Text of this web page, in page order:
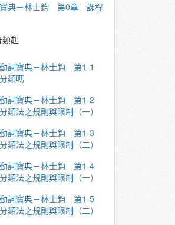
寶典－林士鈞 第0章 課程
類起
詞寶典－林士鈞 第1-1
類嗎
詞寶典－林士鈞 第1-2
法之規則與限制（一）
詞寶典－林士鈞 第1-3
法之規則與限制（二）
詞寶典－林士鈞 第1-4
法之規則與限制（一）
詞寶典－林士鈞 第1-5
法之規則與限制（二）